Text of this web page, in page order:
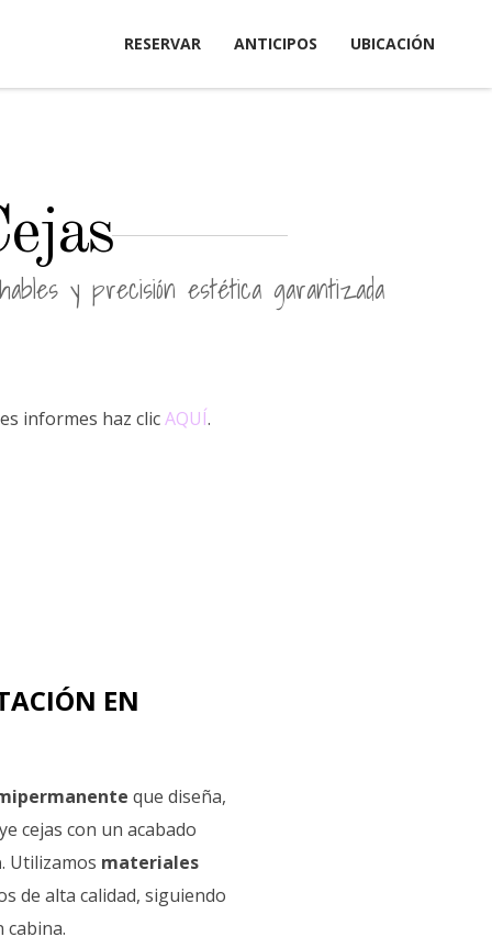
RESERVAR ANTICIPOS UBICACIÓN
y precisión estética garantizada
informes haz clicAQUÍ.
EN
que diseña,
cejas con un acabado
. Utilizamos materiales
de alta calidad, siguiendo